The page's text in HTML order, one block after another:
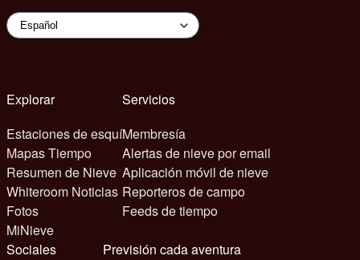
Explorar
Estaciones de esquí
Mapas Tiempo
Resumen de Nieve
Whiteroom Noticias
Fotos
MiNieve
Servicios
Membresía
Alertas de nieve por email
Aplicación móvil de nieve
Reporteros de campo
Feeds de tiempo
Sociales
Previsión cada aventura